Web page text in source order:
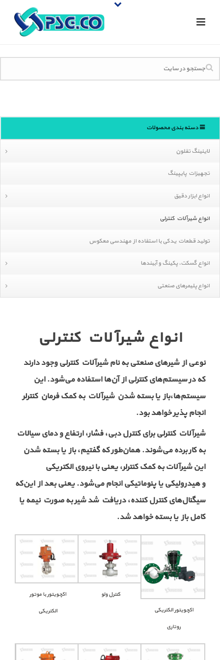
دسته بندی محصولات
لاینینگ تفلون
تجهیزات پایپینگ
انواع ابزار دقیق
انواع شیرآلات کنترلی
تولید قطعات یدکی با استفاده از مهندسی معکوس
انواع گسکت، پکینگ و آببندها
انواع پلیمرهای صنعتی
انواع شیرآلات کنترلی
نوعی از شیرهای صنعتی به نام شیر‌آلات کنترلی وجود دارند
که در سیستم‌های کنترلی از آنها استفاده میشود. این
سیستمها،باز یا بسته شدن شیرآلات به کمک فرمان کنترلر
انجام پذیر خواهد بود.
شیرآلا‌ت کنترلی برای کنترل دبی، فشار، ارتفاع و دمای سیالات
به کار برده میشوند. همانطور کهگفتیم، باز یا بسته شدن
این شیرآلات به کمک کنترلر، یعنی با نیروی الکتریکی
و هیدرولیکی یا پنوماتیکی انجام میشود. یعنی بعد از اینکه
سیگنالهای کنترل کننده، دریافت شد شیر به صورت نیمه یا
کامل باز یا بسته خواهد شد.
اکچویتور الکتریکی
روتاری
کنترل ولو
اکچویتور با موتور
الکتریکی